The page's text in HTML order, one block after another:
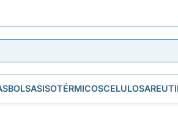
BOLSASISOTÉRMICOSCELULOSA